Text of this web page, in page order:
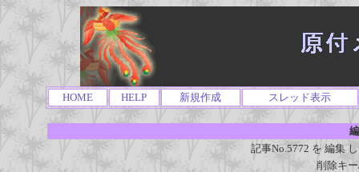
HOME HELP 新規作成 スレッド表示
記事No.5772 を 編集
削除キ